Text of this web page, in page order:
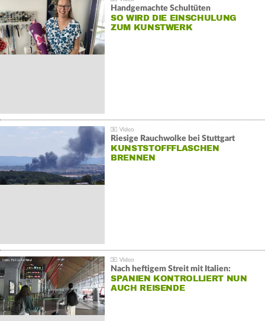
Handgemachte Schultüten
SO WIRD DIE EINSCHULUNG
ZUM KUNSTWERK
Riesige Rauchwolke bei Stuttgart
KUNSTSTOFFFLASCHEN
BRENNEN
Nach heftigem Streit mit Italien:
SPANIEN KONTROLLIERT NUN
AUCH REISENDE